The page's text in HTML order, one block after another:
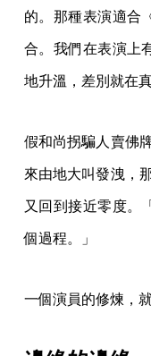
的。那種表演適合
合。我們在表演上
地升溫，差別就在真
假和尚拐騙人賣佛
來由地大叫發洩，
又回到接近零度。
個過程。」
一個演員的修煉，